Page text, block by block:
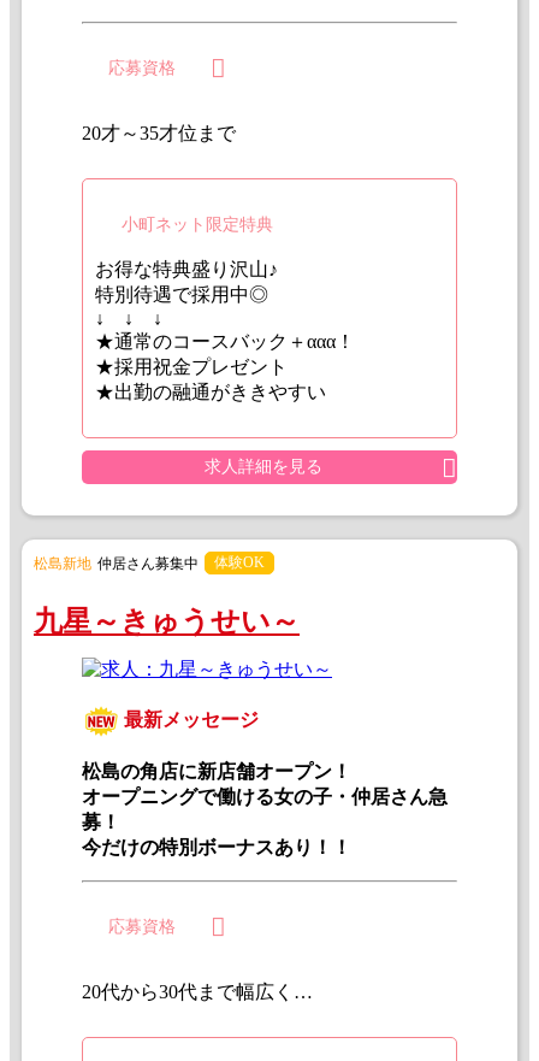
応募資格
20才～35才位まで
小町ネット限定特典
お得な特典盛り沢山♪
特別待遇で採用中◎
↓ ↓ ↓
★通常のコースバック＋ααα！
★採用祝金プレゼント
★出勤の融通がききやすい
求人詳細を見る
松島新地 仲居さん募集中 体験OK
九星～きゅうせい～
最新メッセージ
松島の角店に新店舗オープン！
オープニングで働ける女の子・仲居さん急
募！
今だけの特別ボーナスあり！！
応募資格
20代から30代まで幅広く募集しております。 経験者・未経験問わずに募集中。